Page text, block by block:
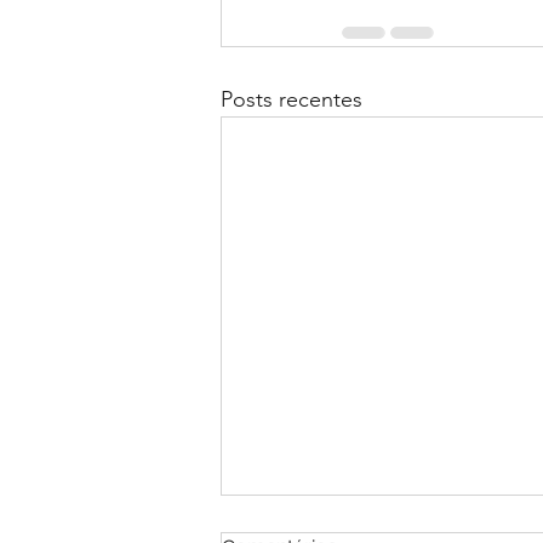
Posts recentes
E se tivéssemos uma